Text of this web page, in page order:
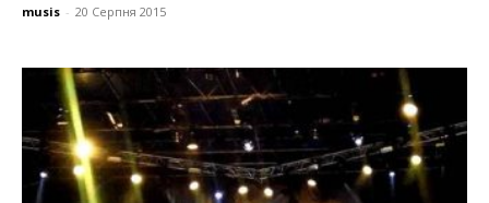
musis - 20 Серпня 2015